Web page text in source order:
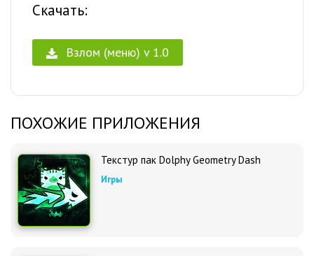
Скачать:
Взлом (меню) v 1.0
ПОХОЖИЕ ПРИЛОЖЕНИЯ
Текстур пак Dolphy Geometry Dash
Игры